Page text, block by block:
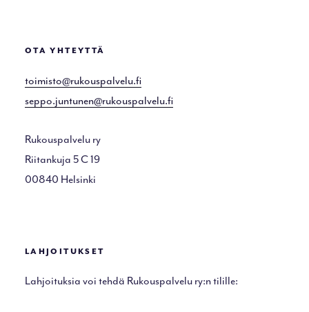
OTA YHTEYTTÄ
toimisto@rukouspalvelu.fi
seppo.juntunen@rukouspalvelu.fi
Rukouspalvelu ry
Riitankuja 5 C 19
00840 Helsinki
LAHJOITUKSET
Lahjoituksia voi tehdä Rukouspalvelu ry:n tilille: